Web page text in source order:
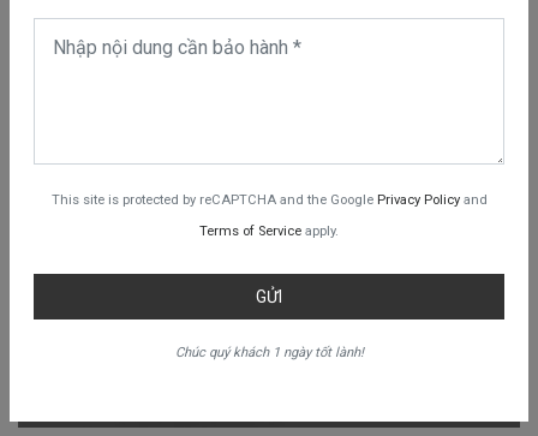
This site is protected by reCAPTCHA and the Google Privacy Policyand
Terms of Service apply.
GỬI
Chúc quý khách 1 ngày tốt lành!